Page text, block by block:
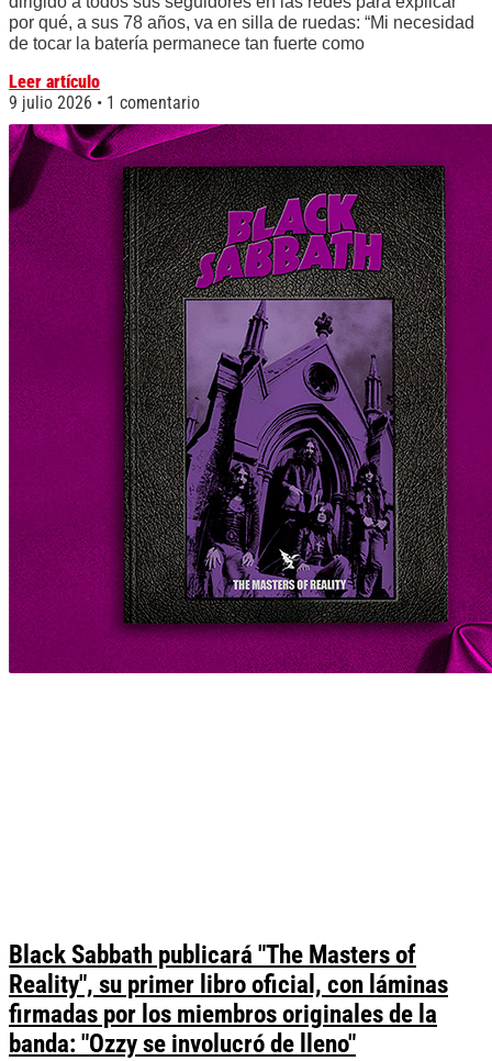
por qué, a sus 78 años, va en silla de ruedas: “Mi necesidad
de tocar la batería permanece tan fuerte como
Leer artículo
9 julio 2026
1 comentario
Black Sabbath publicará "The Masters of
Reality", su primer libro oficial, con láminas
firmadas por los miembros originales de la
banda: "Ozzy se involucró de lleno"